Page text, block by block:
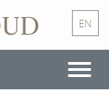
EN
Toggle